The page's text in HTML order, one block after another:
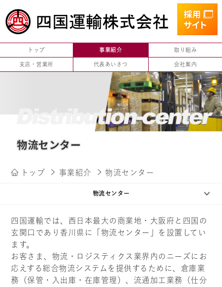
トップ 事業紹介 取り組み
支店・営業所 代表あいさつ 会社案内
物流センター
トップ 事業紹介 物流センター
物流センター
四国運輸では、西日本最大の商業地・大阪府と四国の
玄関口であり香川県に「物流センター」を設置してい
ます。
お客さま、物流・ロジスティクス業界内のニーズにお
応えする総合物流システムを提供するために、倉庫業
務（保管・入出庫・在庫管理）、流通加工業務（仕分